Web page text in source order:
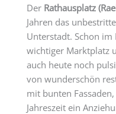
Der Rathausplatz
Jahren das
Unterstadt. Schon
wichtiger Marktplatz
auch heute noch
von wunderschön
mit bunten
Jahreszeit ein